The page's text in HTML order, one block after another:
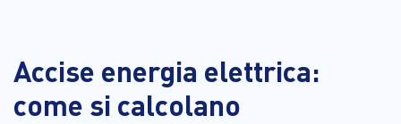
Accise energia elettrica:
come si calcolano